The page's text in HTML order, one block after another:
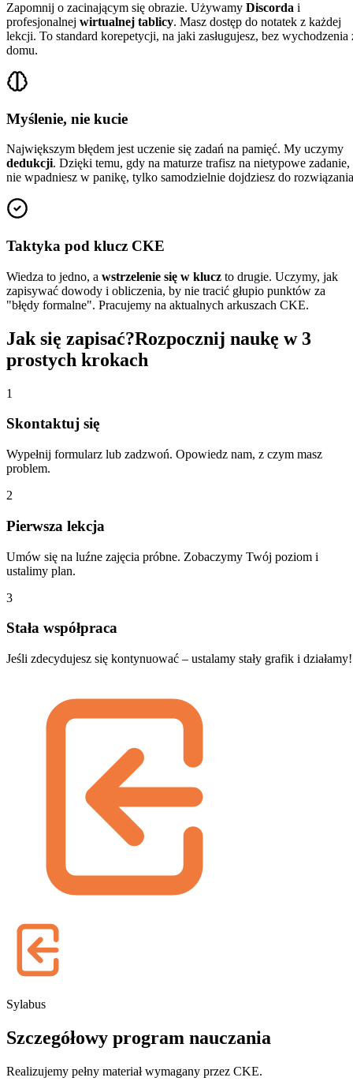
Zapomnij o zacinającym się obrazie. Używamy Discorda i
profesjonalnej wirtualnej tablicy. Masz dostęp do notatek z każdej
lekcji. To standard korepetycji, na jaki zasługujesz, bez wychodzenia
domu.
Myślenie, nie kucie
Największym błędem jest uczenie się zadań na pamięć. My uczymy
dedukcji. Dzięki temu, gdy na maturze trafisz na nietypowe zadanie,
nie wpadniesz w panikę, tylko samodzielnie dojdziesz do
Taktyka pod klucz CKE
Wiedza to jedno, a wstrzelenie się w klucz to drugie. Uczymy, jak
zapisywać dowody i obliczenia, by nie tracić głupio punktów za
"błędy formalne". Pracujemy na aktualnych arkuszach CKE.
Jak się zapisać?Rozpocznij naukę w 3
prostych krokach
1
Skontaktuj się
Wypełnij formularz lub zadzwoń. Opowiedz nam, z czym masz
problem.
2
Pierwsza lekcja
Umów się na luźne zajęcia próbne. Zobaczymy Twój poziom i
ustalimy plan.
3
Stała współpraca
Jeśli zdecydujesz się kontynuować – ustalamy stały grafik i działamy!
Sylabus
Szczegółowy program nauczania
Realizujemy pełny materiał wymagany przez CKE.